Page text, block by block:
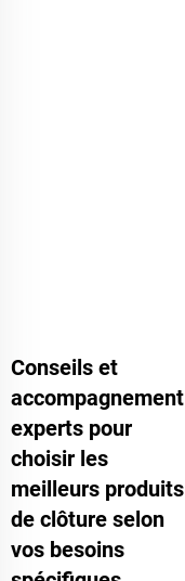
Conseils et
accompagnement
experts pour
choisir les
meilleurs produits
de clôture selon
vos besoins